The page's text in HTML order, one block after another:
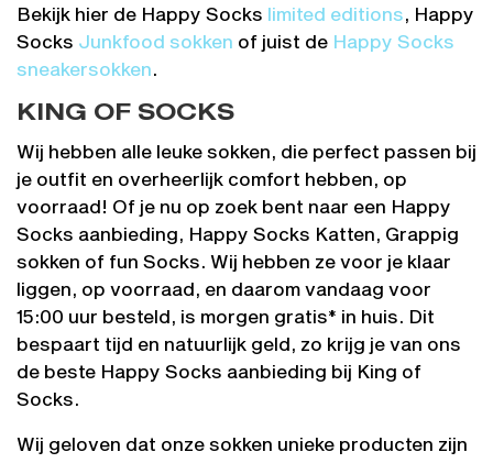
Bekijk hier de Happy Socks limited editions , Happy
Socks Junkfood sokken of juist de Happy Socks
sneakersokken
KING OF SOCKS
Wij hebben alle leuke sokken, die perfect passen bij
je outfit en overheerlijk comfort hebben, op
voorraad! Of je nu op zoek bent naar een Happy
Socks aanbieding, Happy Socks Katten, Grappig
sokken of fun Socks. Wij hebben ze voor je klaar
liggen, op voorraad, en daarom vandaag voor
15:00 uur besteld, is morgen gratis* in huis. Dit
bespaart tijd en natuurlijk geld, zo krijg je van ons
de beste Happy Socks aanbieding bij King of
Socks.
Wij geloven dat onze sokken unieke producten zijn